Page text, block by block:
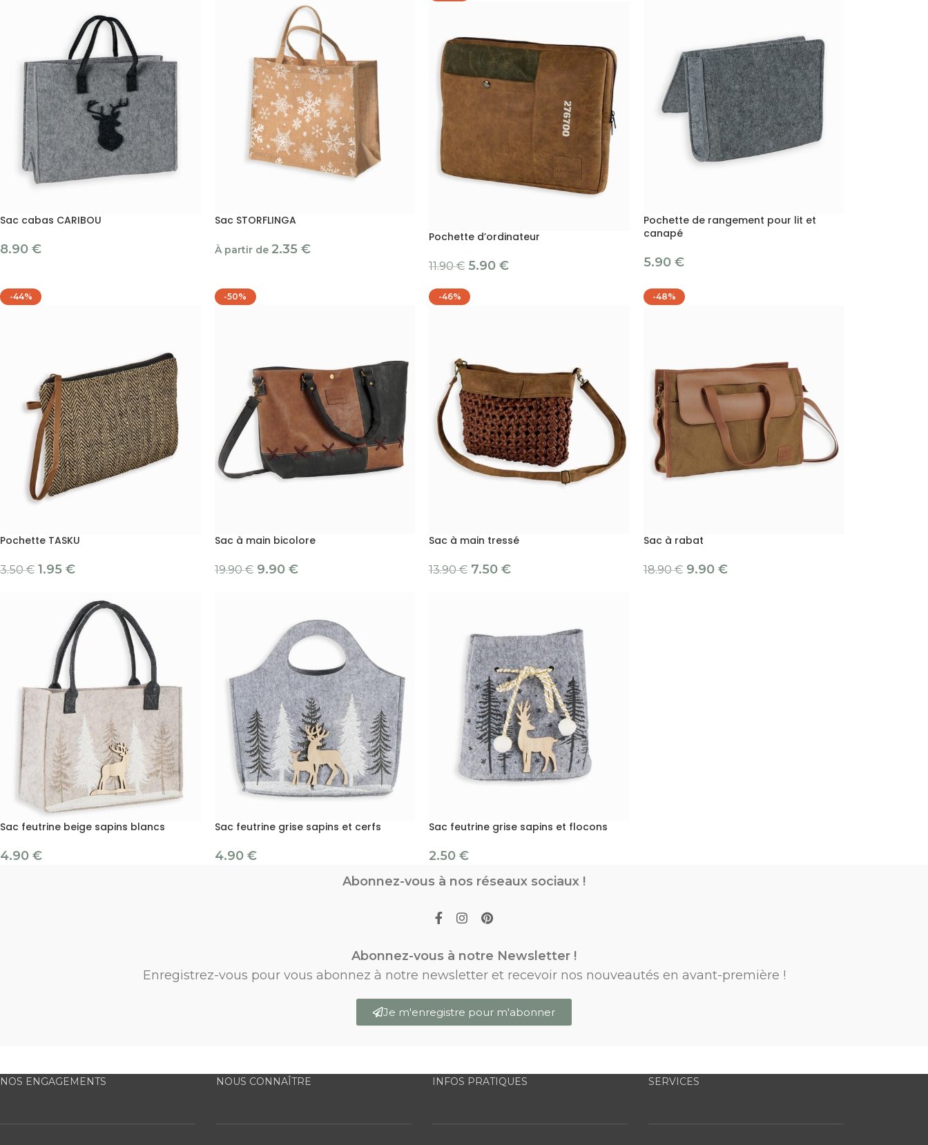
Sac cabas CARIBOU
8.90 €
Sac STORFLINGA
À partir de 2.35 €
Pochette d’ordinateur
11.90€ 5.90 €
Pochette de rangement pour lit et
canapé
5.90 €
-44%
Pochette TASKU
3.50€ 1.95 €
-50%
Sac à main bicolore
19.90€ 9.90 €
-46%
Sac à main tressé
13.90€ 7.50 €
-48%
Sac à rabat
18.90€ 9.90 €
Sac feutrine beige sapins blancs
4.90 €
Sac feutrine grise sapins et cerfs
4.90 €
Sac feutrine grise sapins et flocons
2.50 €
Abonnez-vous à nos réseaux sociaux !
Abonnez-vous à notre Newsletter !
Enregistrez-vous pour vous abonnez à notre newsletter et recevoir nos nouveautés en avant-première !
Je m'enregistre pour m'abonner
NOS ENGAGEMENTS NOUS CONNAÎTRE INFOS PRATIQUES SERVICES